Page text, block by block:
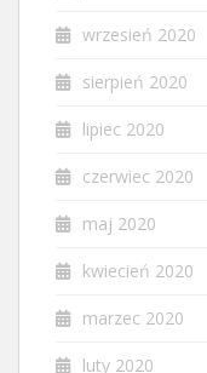
wrzesień 2020
sierpień 2020
lipiec 2020
czerwiec 2020
maj 2020
kwiecień 2020
marzec 2020
luty 2020